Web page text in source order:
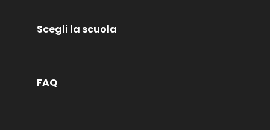
Scegli la scuola
FAQ